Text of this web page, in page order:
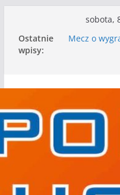
treści
sobota,
Ostatnie
wpisy:
Mecz o
Nasze
Kolejne gry
WKS
Gwdzie
I mamy
granie